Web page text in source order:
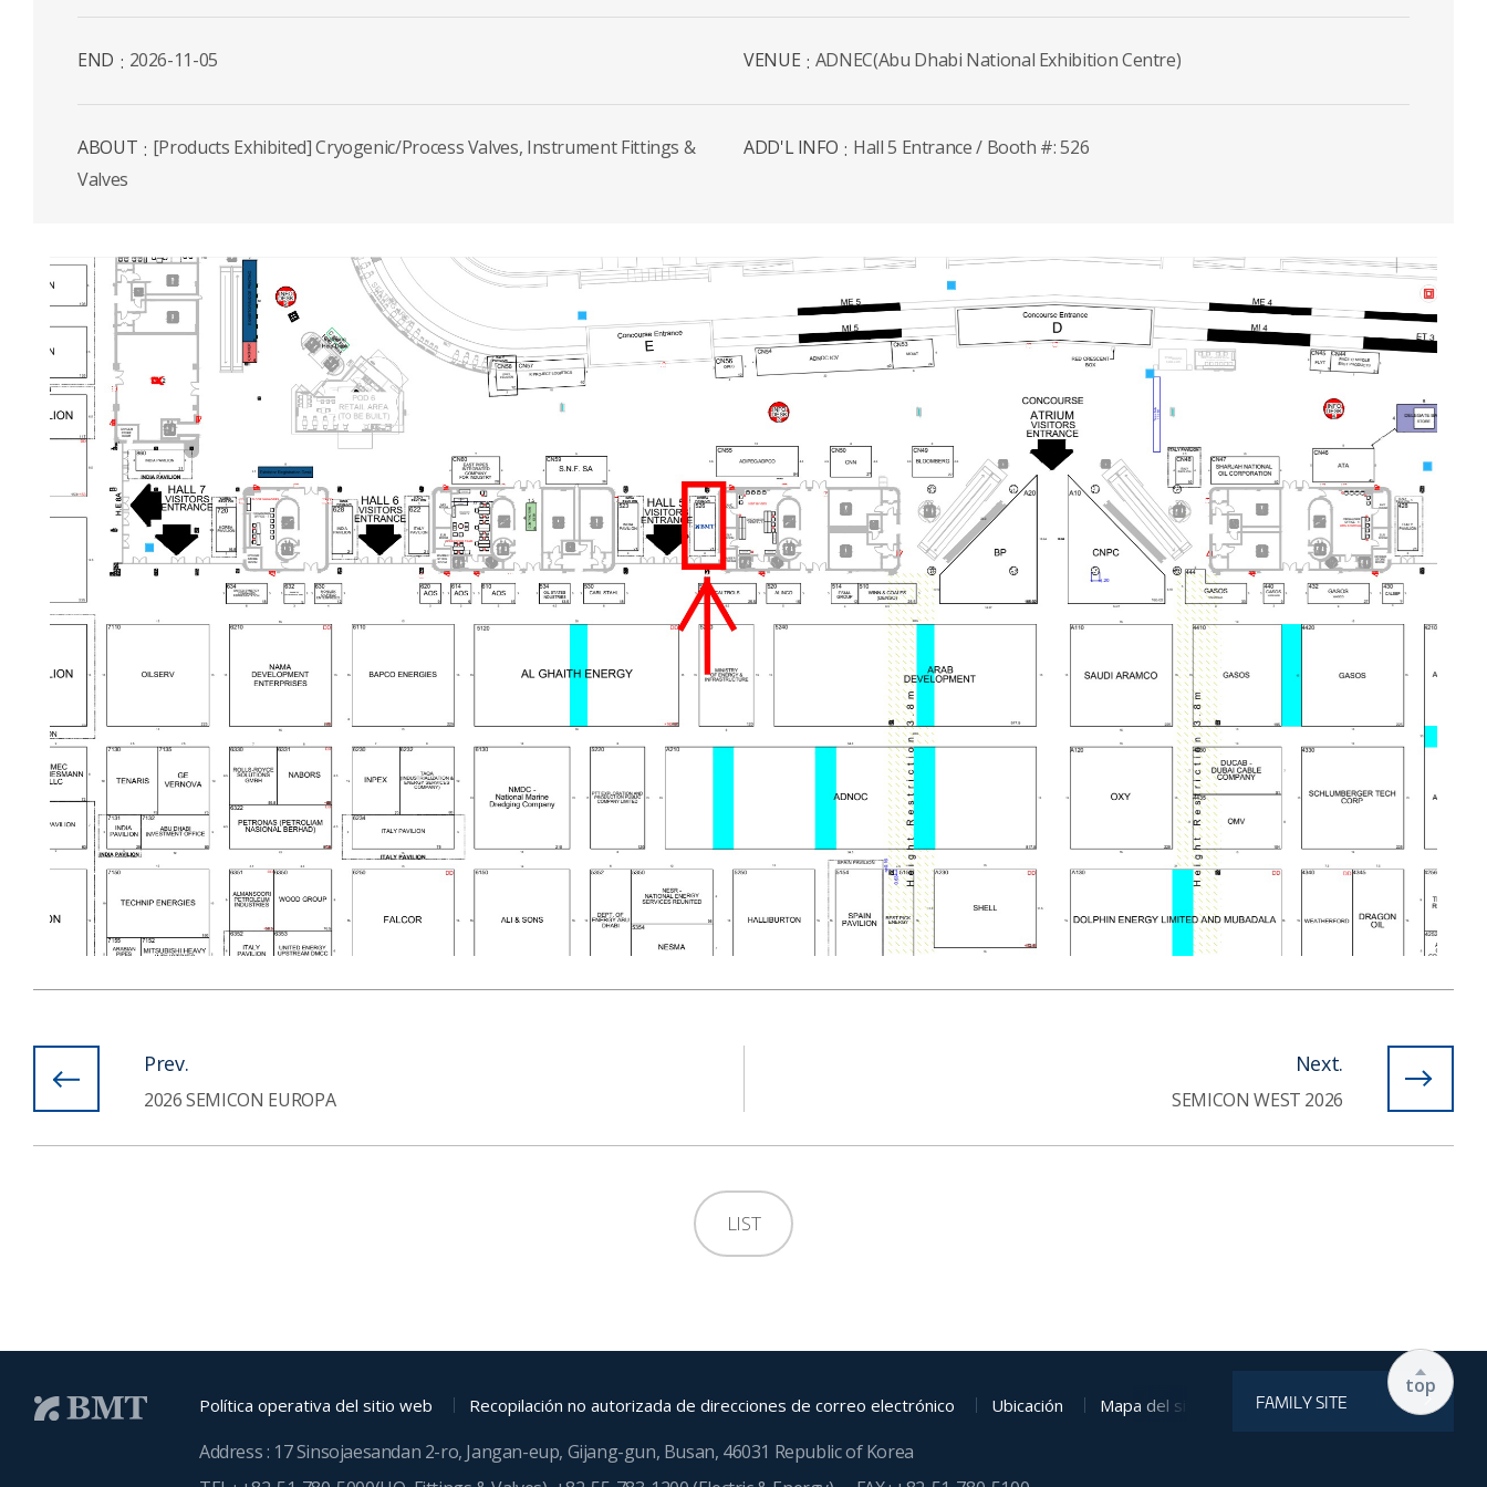
END 2026-11-05 VENUE ADNEC(Abu Dhabi National Exhibition Centre)
ABOUT
[Products Exhibited] Cryogenic/Process Valves, Instrument Fittings &
Valves
ADD'L INFO Hall 5 Entrance / Booth #: 526
Prev.
2026 SEMICON EUROPA
Next.
SEMICON WEST 2026
LIST
top
Política operativa del sitio web Recopilación no autorizada de direcciones de correo electrónico Ubicación Mapa del sitio web FAMILY SITE
Address : 17 Sinsojaesandan 2-ro, Jangan-eup, Gijang-gun, Busan, 46031 Republic of Korea